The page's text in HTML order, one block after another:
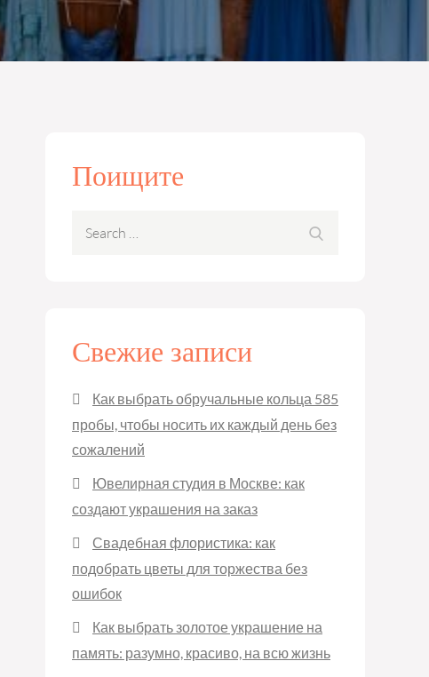
Поищите
Свежие записи
Как выбрать обручальные кольца 585
пробы, чтобы носить их каждый день без
сожалений
Ювелирная студия в Москве: как
создают украшения на заказ
Свадебная флористика: как
подобрать цветы для торжества без
ошибок
Как выбрать золотое украшение на
память: разумно, красиво, на всю жизнь